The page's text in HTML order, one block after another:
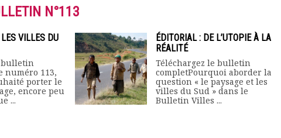
N°113
VILLES DU
bulletin
numéro 113,
porter le
encore peu
...
ÉDITORIAL : DE L’UTOPIE À LA
RÉALITÉ
Téléchargez le bulletin
completPourquoi aborder la
question « le paysage et les
villes du Sud » dans le
Bulletin Villes ...